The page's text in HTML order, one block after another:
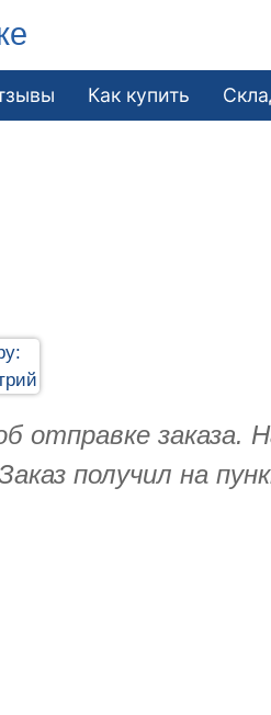
Как купить
отправке заказа.
получил на